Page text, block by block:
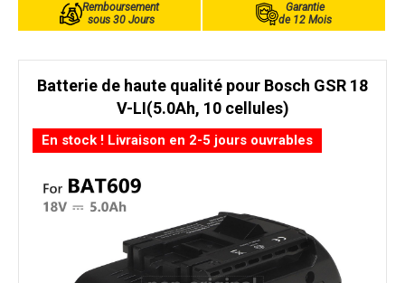
Remboursement
sous 30 Jours
Garantie
de 12 Mois
Batterie de haute qualité pour Bosch GSR 18
V-LI(5.0Ah, 10 cellules)
En stock ! Livraison en 2-5 jours ouvrables